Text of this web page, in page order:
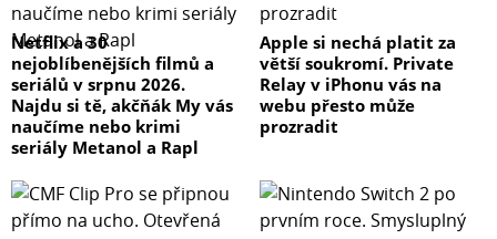
Netflix a 30
nejoblíbenějších filmů a
seriálů v srpnu 2026.
Najdu si tě, akčňák My vás
naučíme nebo krimi
seriály Metanol a Rapl
Apple si nechá platit za
větší soukromí. Private
Relay v iPhonu vás na
webu přesto může
prozradit